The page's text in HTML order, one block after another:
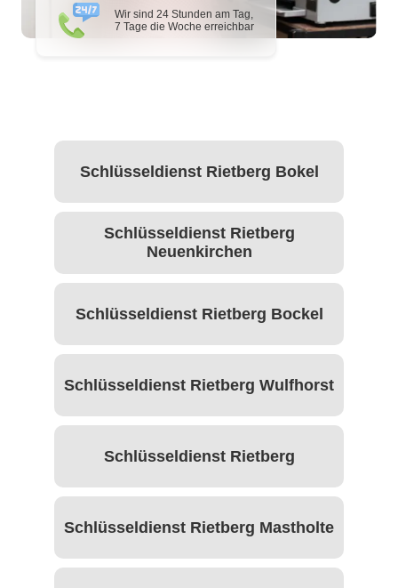
Wir sind 24 Stunden am Tag,
7 Tage die Woche erreichbar
Schlüsseldienst Rietberg Bokel
Schlüsseldienst Rietberg
Neuenkirchen
Schlüsseldienst Rietberg Bockel
Schlüsseldienst Rietberg Wulfhorst
Schlüsseldienst Rietberg
Schlüsseldienst Rietberg Mastholte